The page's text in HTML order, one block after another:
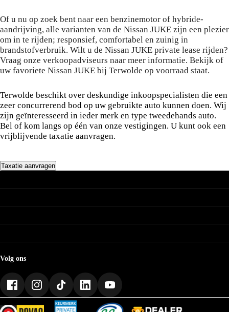
Of u nu op zoek bent naar een benzinemotor of hybride-
aandrijving, alle varianten van de Nissan JUKE zijn een plezier
om in te rijden; responsief, comfortabel en zuinig in
brandstofverbruik. Wilt u de Nissan JUKE private lease rijden?
Vraag onze verkoopadviseurs naar meer informatie. Bekijk of
uw favoriete Nissan JUKE bij Terwolde op voorraad staat.
Terwolde beschikt over deskundige inkoopspecialisten die een
zeer concurrerend bod op uw gebruikte auto kunnen doen. Wij
zijn geïnteresseerd in ieder merk en type tweedehands auto.
Bel of kom langs op één van onze vestigingen. U kunt ook een
vrijblijvende taxatie aanvragen.
Taxatie aanvragen
Nissan X-Trail occasions
Nissan acties
Volg ons